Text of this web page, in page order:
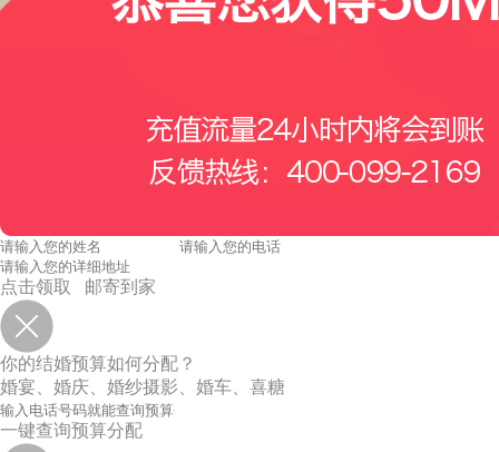
点击领取 邮寄到家
你的结婚预算如何分配？
婚宴、婚庆、婚纱摄影、婚车、喜糖
一键查询预算分配